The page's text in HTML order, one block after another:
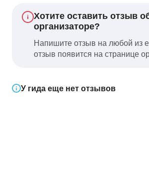
Хотите оставить отзыв
организаторе?
Напишите отзыв на любой из
отзыв появится на странице
У гида еще нет отзывов